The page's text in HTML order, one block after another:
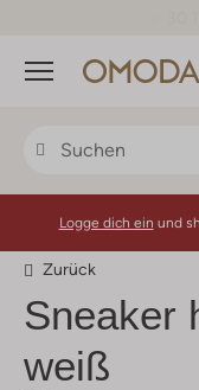
Menü
Logge dich ein und
Zurück
Sneaker
weiß